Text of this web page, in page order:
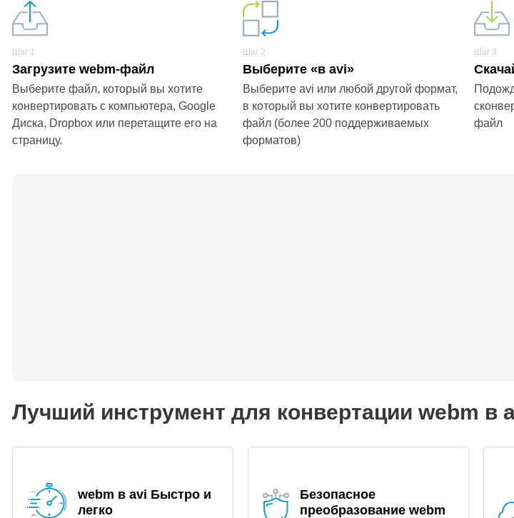
Шаг 1
Загрузите webm-файл
Выберите файл, который вы хотите
конвертировать с компьютера, Google
Диска, Dropbox или перетащите его на
страницу.
Шаг 2
Выберите «в avi»
Выберите avi или любой другой формат,
в который вы хотите конвертировать
файл (более 200 поддерживаемых
форматов)
Шаг 3
файл
Лучший инструмент для конвертации webm в
webm в avi Быстро и
легко
Безопасное
преобразование webm